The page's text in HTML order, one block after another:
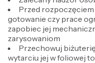
Przed
gotowanie czy prace
zapobiec jej
zarysowaniom
Przechowuj
wytarciu jej w foliowej